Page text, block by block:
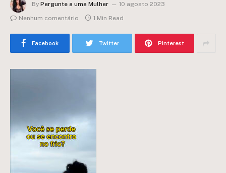
By Pergunte a uma Mulher
10 agosto 2023
Nenhum comentário
1 Min Read
Facebook Twitter Pinterest